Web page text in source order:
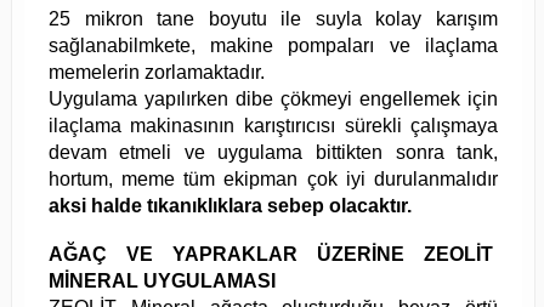
25 mikron tane boyutu ile suyla kolay karışım
sağlanabilmkete, makine pompaları ve ilaçlama
memelerin zorlamaktadır.
Uygulama yapılırken dibe çökmeyi engellemek için
ilaçlama makinasının karıştırıcısı sürekli çalışmaya
devam etmeli ve uygulama bittikten sonra tank,
hortum, meme tüm ekipman çok iyi durulanmalıdır
aksi halde tıkanıklıklara sebep olacaktır.
AĞAÇ VE YAPRAKLAR ÜZERİNE ZEOLİT
MİNERAL UYGULAMASI